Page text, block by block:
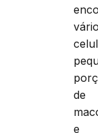
de
e